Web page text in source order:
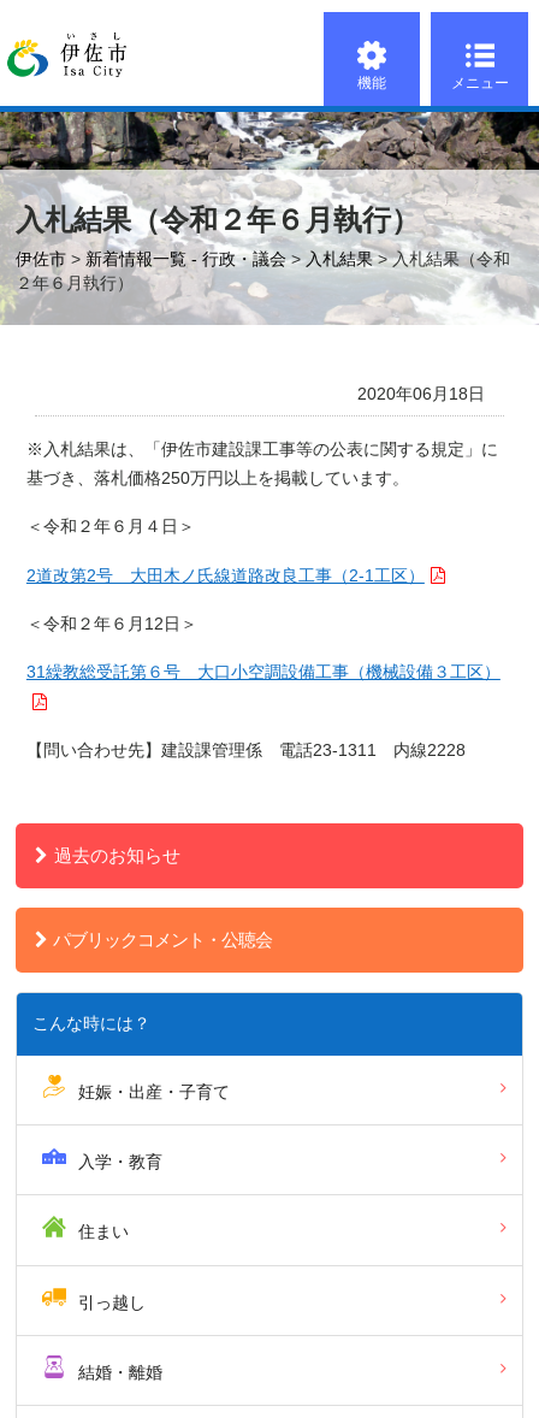
機能 メニュー
入札結果（令和２年６月執行）
伊佐市 > 新着情報一覧 - 行政・議会>入札結果> 入札結果（令和
２年６月執行）
2020年06月18日
※入札結果は、「伊佐市建設課工事等の公表に関する規定」に
基づき、落札価格250万円以上を掲載しています。
＜令和２年６月４日＞
2道改第2号 大田木ノ氏線道路改良工事（2-1工区）
＜令和２年６月12日＞
31繰教総受託第６号 大口小空調設備工事（機械設備３工区）
【問い合わせ先】建設課管理係 電話23-1311 内線2228
過去のお知らせ
パブリックコメント・公聴会
こんな時には？
妊娠・出産・子育て
入学・教育
住まい
引っ越し
結婚・離婚